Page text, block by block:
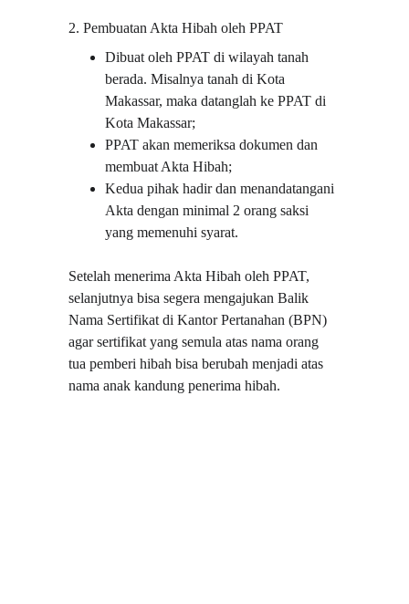
2. Pembuatan Akta Hibah oleh PPAT
Dibuat oleh PPAT di wilayah tanah
berada. Misalnya tanah di Kota
Makassar, maka datanglah ke PPAT di
Kota Makassar;
PPAT akan memeriksa dokumen dan
membuat Akta Hibah;
Kedua pihak hadir dan menandatangani
Akta dengan minimal 2 orang saksi
yang memenuhi syarat.
Setelah menerima Akta Hibah oleh PPAT,
selanjutnya bisa segera mengajukan Balik
Nama Sertifikat di Kantor Pertanahan (BPN)
agar sertifikat yang semula atas nama orang
tua pemberi hibah bisa berubah menjadi atas
nama anak kandung penerima hibah.